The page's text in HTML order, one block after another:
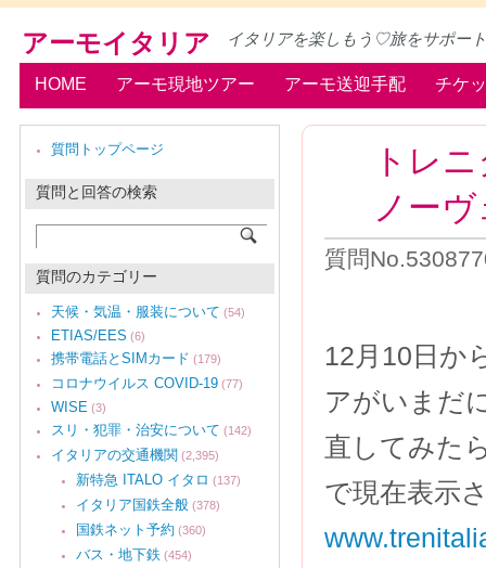
アーモイタリア イタリアを楽しもう♡旅をサポート
HOME アーモ現地ツアー アーモ送迎手配 チケ
トレ
ノー
質問
12月10日か
アがいまだ
直してみた
で現在表示
質問トップページ
質問と回答の検索
質問のカテゴリー
天候・気温・服装について (54)
ETIAS/EES (6)
携帯電話とSIMカード (179)
コロナウイルス COVID-19 (77)
WISE (3)
スリ・犯罪・治安について (142)
イタリアの交通機関 (2,395)
新特急 ITALO イタロ (137)
イタリア国鉄全般 (378)
国鉄ネット予約 (360)
バス・地下鉄 (454)